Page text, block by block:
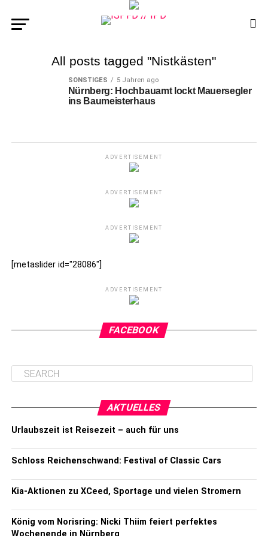
All posts tagged "Nistkästen"
SONSTIGES 5 Jahren ago
Nürnberg: Hochbauamt lockt Mauersegler
ins Baumeisterhaus
ADVERTISEMENT
ADVERTISEMENT
ADVERTISEMENT
[metaslider id="28086"]
ADVERTISEMENT
FACEBOOK
AKTUELLES
Urlaubszeit ist Reisezeit – auch für uns
Schloss Reichenschwand: Festival of Classic Cars
Kia-Aktionen zu XCeed, Sportage und vielen Stromern
König vom Norisring: Nicki Thiim feiert perfektes
Wochenende in Nürnberg